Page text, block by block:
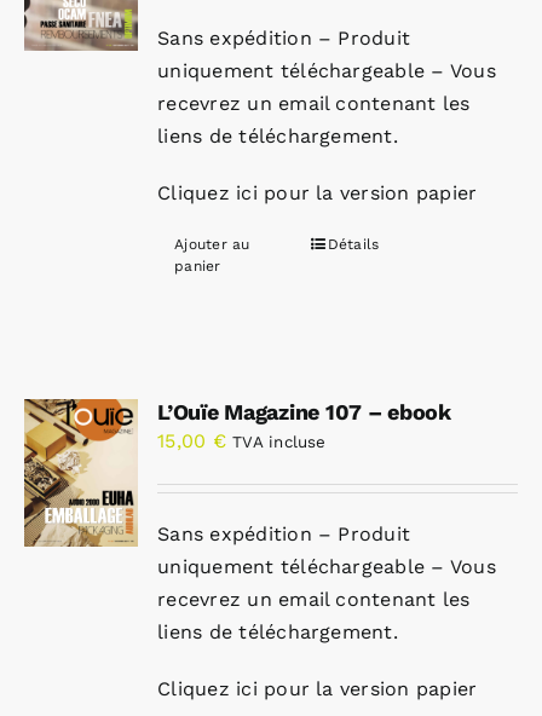
Sans expédition – Produit
uniquement téléchargeable – Vous
recevrez un email contenant les
liens de téléchargement.
Cliquez ici pour la version papier
Ajouter au
panier
Détails
L’Ouïe Magazine 107 – ebook
15,00 € TVA incluse
Sans expédition – Produit
uniquement téléchargeable – Vous
recevrez un email contenant les
liens de téléchargement.
Cliquez ici pour la version papier